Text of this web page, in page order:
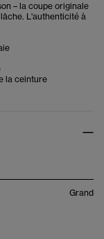
– la coupe originale
L'authenticité à
la ceinture
Grand